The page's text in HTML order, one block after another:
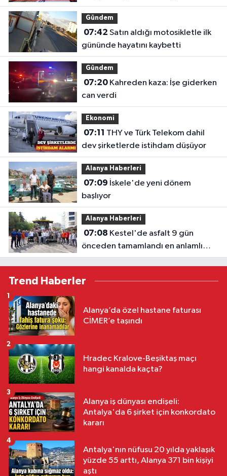
Gündem
07:42
gününde hayatını kaybetti
Gündem
07:20Kahreden kaza: İşe giderken
can verdi
Ekonomi
07:11
dev şirketlerde istihdam düşüyor
Alanya Haberleri
07:09
başlıyor
Alanya Haberleri
07:08
önceden tamamlandı en anlamlı
teşekkür iş makinesinin üzerine
Trend Haberler
Alanya’da özel hastane faturası
CİMER’e taşındı
1
Hradec Kralove-Beşiktaş maçı
hangi kanalda kaçta?
2
Alanya iş dünyası endişeli:
Antalya'da 6 şirket için konkordato
kararı
3
Antalya'nın nüfusu 20 yılda yaklaşık
yüzde 55 arttı, Alanya 371 bin kişiyi
aştı
4